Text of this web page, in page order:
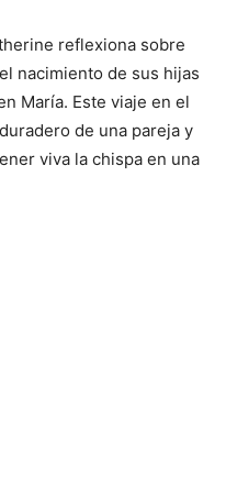
reflexiona sobre
nacimiento de sus hijas
María. Este viaje en el
de una pareja y
viva la chispa en una